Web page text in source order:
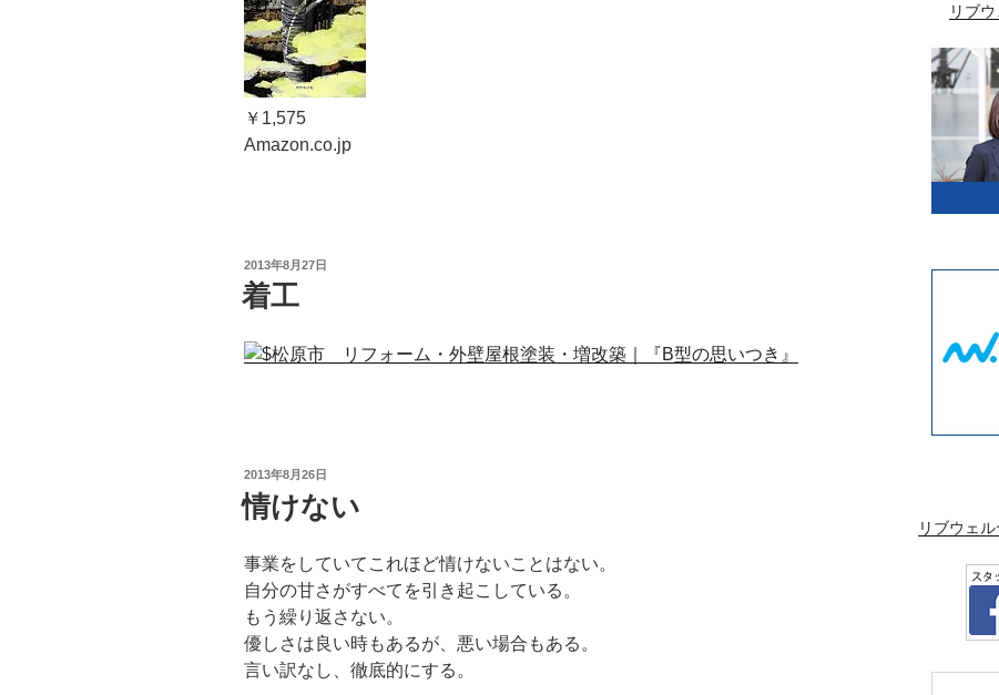
￥1,575
Amazon.co.jp
投
稿
日:
2013年8月27日
着工
投
稿
日:
2013年8月26日
情けない
事業をしていてこれほど情けないことはない。
自分の甘さがすべてを引き起こしている。
もう繰り返さない。
優しさは良い時もあるが、悪い場合もある。
言い訳なし、徹底的にする。
リブ
リブウェ